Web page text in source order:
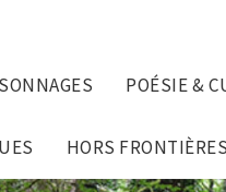
POÉSIE &
HORS FRONTIÈRES